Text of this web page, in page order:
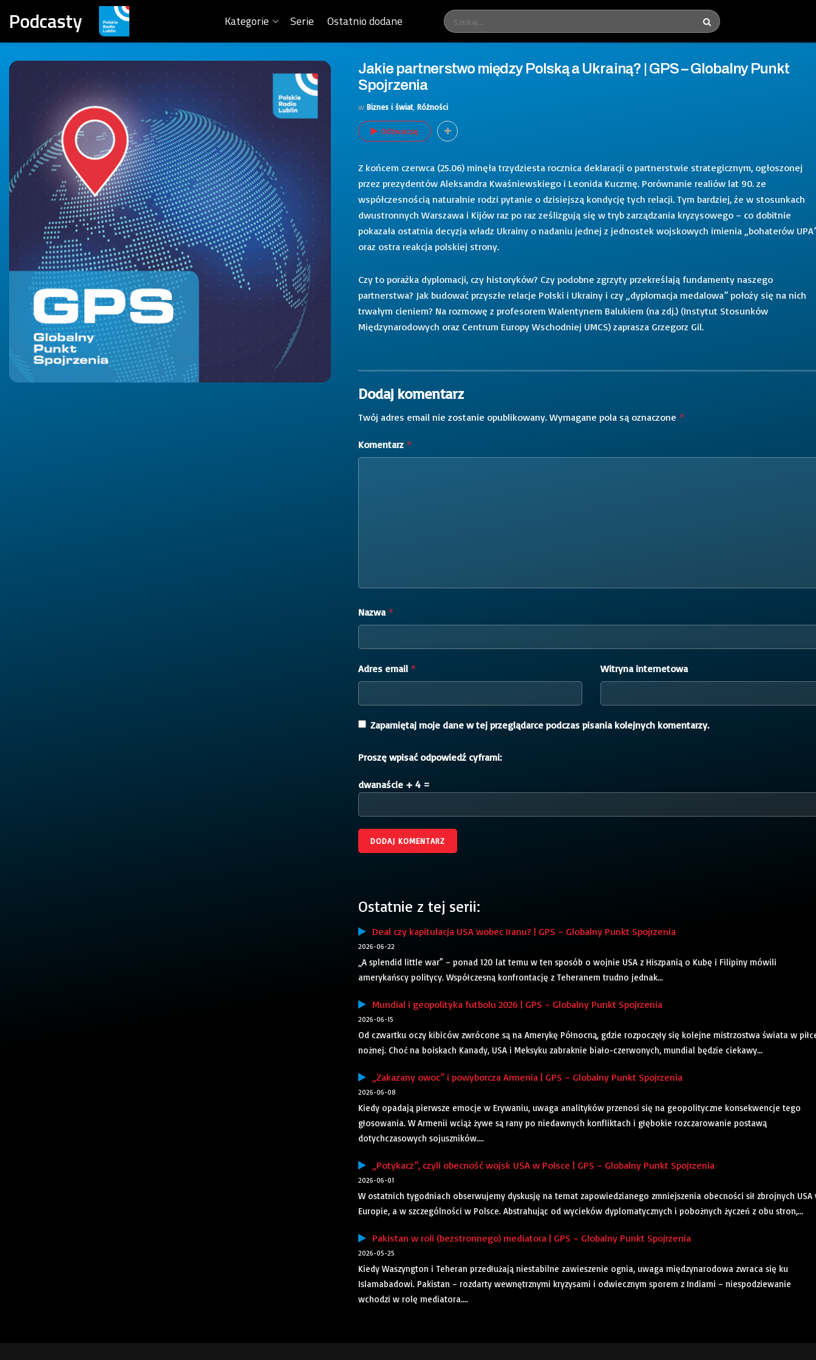
Podcasty Kategorie Serie Ostatnio dodane
Jakie partnerstwo między Polską a Ukrainą? | GPS – Globalny Punkt
Spojrzenia
w Biznes i świat, Różności
Odtwarzaj
Z końcem czerwca (25.06) minęła trzydziesta rocznica deklaracji o partnerstwie strategicznym, ogłoszonej
przez prezydentów Aleksandra Kwaśniewskiego i Leonida Kuczmę. Porównanie realiów lat 90. ze
współczesnością naturalnie rodzi pytanie o dzisiejszą kondycję tych relacji. Tym bardziej, że w stosunkach
dwustronnych Warszawa i Kijów raz po raz ześlizgują się w tryb zarządzania kryzysowego – co dobitnie
pokazała ostatnia decyzja władz Ukrainy o nadaniu jednej z jednostek wojskowych imienia „bohaterów
oraz ostra reakcja polskiej strony.
Czy to porażka dyplomacji, czy historyków? Czy podobne zgrzyty przekreślają fundamenty naszego
partnerstwa? Jak budować przyszłe relacje Polski i Ukrainy i czy „dyplomacja medalowa” położy się na nich
trwałym cieniem? Na rozmowę z profesorem Walentynem Balukiem (na zdj.) (Instytut Stosunków
Międzynarodowych oraz Centrum Europy Wschodniej UMCS) zaprasza Grzegorz Gil.
Dodaj komentarz
Twój adres email nie zostanie opublikowany. Wymagane pola są oznaczone *
Komentarz *
Nazwa *
Adres email * Witryna internetowa
Zapamiętaj moje dane w tej przeglądarce podczas pisania kolejnych komentarzy.
Proszę wpisać odpowiedź cyframi:
dwanaście + 4 =
Ostatnie z tej serii:
Deal czy kapitulacja USA wobec Iranu? | GPS – Globalny Punkt Spojrzenia
2026-06-22
„A splendid little war” – ponad 120 lat temu w ten sposób o wojnie USA z Hiszpanią o Kubę i Filipiny mówili
amerykańscy politycy. Współczesną konfrontację z Teheranem trudno jednak...
Mundial i geopolityka futbolu 2026 | GPS – Globalny Punkt Spojrzenia
2026-06-15
Od czwartku oczy kibiców zwrócone są na Amerykę Północną, gdzie rozpoczęły się kolejne mistrzostwa świata w
nożnej. Choć na boiskach Kanady, USA i Meksyku zabraknie biało-czerwonych, mundial będzie ciekawy...
„Zakazany owoc” i powyborcza Armenia | GPS – Globalny Punkt Spojrzenia
2026-06-08
Kiedy opadają pierwsze emocje w Erywaniu, uwaga analityków przenosi się na geopolityczne konsekwencje tego
głosowania. W Armenii wciąż żywe są rany po niedawnych konfliktach i głębokie rozczarowanie postawą
dotychczasowych sojuszników....
„Potykacz”, czyli obecność wojsk USA w Polsce | GPS – Globalny Punkt Spojrzenia
2026-06-01
W ostatnich tygodniach obserwujemy dyskusję na temat zapowiedzianego zmniejszenia obecności sił zbrojnych USA
Europie, a w szczególności w Polsce. Abstrahując od wycieków dyplomatycznych i pobożnych życzeń z obu stron,...
Pakistan w roli (bezstronnego) mediatora | GPS – Globalny Punkt Spojrzenia
2026-05-25
Kiedy Waszyngton i Teheran przedłużają niestabilne zawieszenie ognia, uwaga międzynarodowa zwraca się ku
Islamabadowi. Pakistan – rozdarty wewnętrznymi kryzysami i odwiecznym sporem z Indiami – niespodziewanie
wchodzi w rolę mediatora....